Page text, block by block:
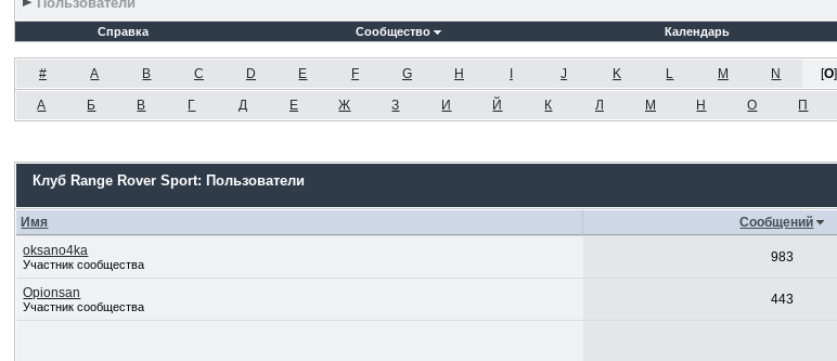
Справка
Сообщество Календарь
# A B C D E F G H J K L M N [O]
А Б В Г Д Е Ж З И Й К Л М Н О П
Клуб Range Rover Sport: Пользователи
Имя Сообщений
oksano4ka
Участник сообщества 983
Opionsan
Участник сообщества 443